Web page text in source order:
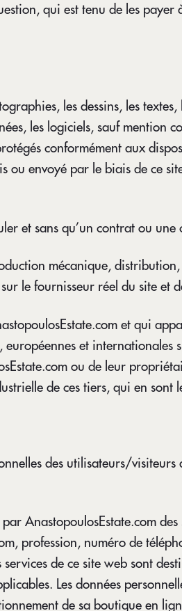
qui est tenu de les payer
les dessins, les
les logiciels, sauf mention
conformément aux
envoyé par le biais de ce
et sans qu’un contrat ou
mécanique,
le fournisseur réel du site et
et qui
et
ou de leur
de ces tiers, qui en sont
des utilisateurs/
AnastopoulosEstate.com
profession, numéro de
de ce site web sont
Les données
de sa boutique en